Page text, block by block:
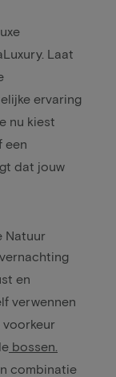
Laat
ervaring
nu kiest
een
dat jouw
Natuur
en
verwennen
voorkeur
bossen
combinatie